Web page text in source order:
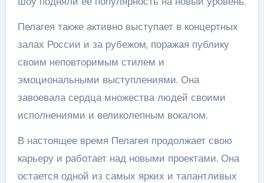
Пелагея также активно выступает в концертных
залах России и за рубежом, поражая публику
своим неповторимым стилем и
эмоциональными выступлениями. Она
завоевала сердца множества людей своими
исполнениями и великолепным вокалом.
В настоящее время Пелагея продолжает свою
карьеру и работает над новыми проектами. Она
остается одной из самых ярких и талантливых